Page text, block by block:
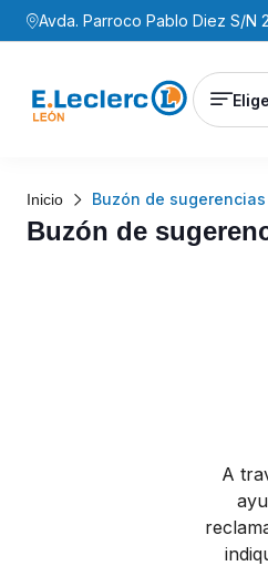
Avda. Parroco Pablo Diez S/N
Inicio Buzón de sugerencias
Buzón de
A